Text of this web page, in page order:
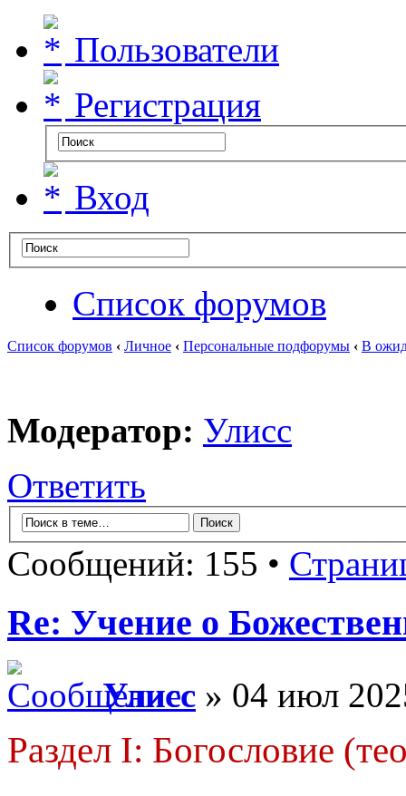
Пользователи
Регистрация
Вход
Список форумов
Список форумов ‹ Личное ‹ Персональные подфорумы ‹ В
Модератор: Улисс
Ответить
Сообщений: 155 •
Re: Учение о
Улисс » 04 июл
Раздел I: Богословие